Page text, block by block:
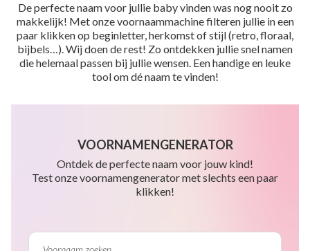
De perfecte naam voor jullie baby vinden was nog nooit zo
makkelijk! Met onze voornaammachine filteren jullie in een
paar klikken op beginletter, herkomst of stijl (retro, floraal,
bijbels…). Wij doen de rest! Zo ontdekken jullie snel namen
die helemaal passen bij jullie wensen. Een handige en leuke
tool om dé naam te vinden!
VOORNAMENGENERATOR
Ontdek de perfecte naam voor jouw kind!
Test onze voornamengenerator met slechts een paar
klikken!